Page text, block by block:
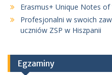
Erasmus+ Unique Notes
Profesjonalni w swoich
uczniów ZSP w Hiszpanii
Egzaminy